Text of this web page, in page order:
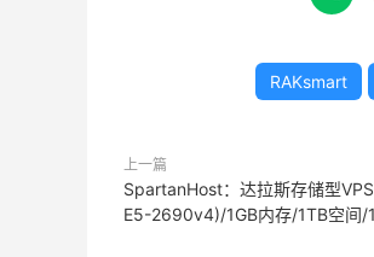
RAKsmart
上一篇
SpartanHost：达拉斯存储型
E5-2690v4)/1GB内存/1TB空间/